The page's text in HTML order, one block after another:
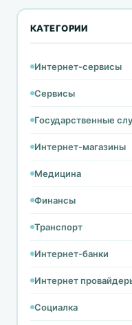
КАТЕГОРИИ
Интернет-сервисы
Сервисы
Государственные
Интернет-магазины
Медицина
Финансы
Транспорт
Интернет-банки
Интернет
Социалка